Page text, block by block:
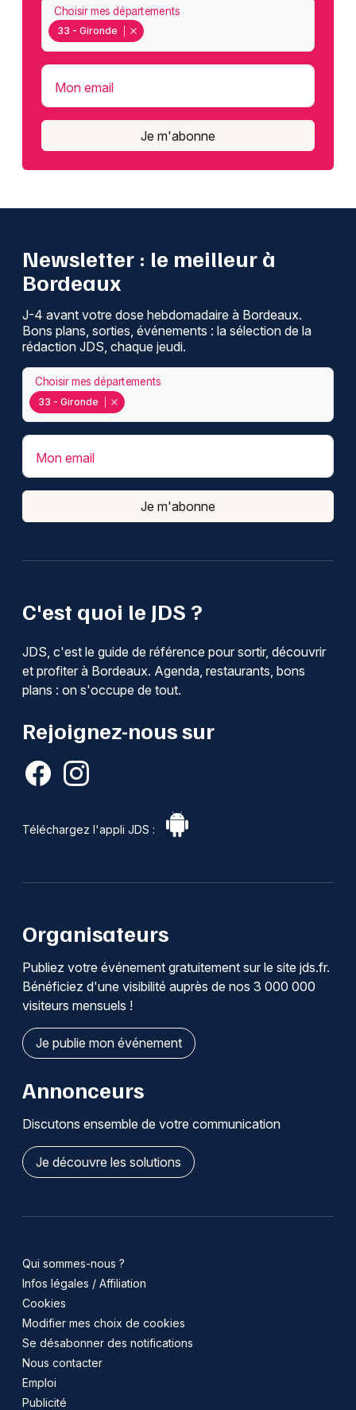
33 - Gironde
Choisir mes départements
Mon email
Je m'abonne
C'est quoi le JDS ?
JDS, c'est le guide de référence pour sortir, découvrir
et profiter à Bordeaux. Agenda, restaurants, bons
plans : on s'occupe de tout.
Rejoignez-nous sur
Téléchargez l'appli JDS :
Newsletter : le meilleur à
Bordeaux
J-4 avant votre dose hebdomadaire à Bordeaux.
Bons plans, sorties, événements : la sélection de la
rédaction JDS, chaque jeudi.
33 - Gironde
Choisir mes départements
Mon email
Je m'abonne
Organisateurs
Publiez votre événement gratuitement sur le site jds.fr.
Bénéficiez d'une visibilité auprès de nos 3 000 000
visiteurs mensuels !
Je publie mon événement
Annonceurs
Discutons ensemble de votre communication
Je découvre les solutions
Qui sommes-nous ?
Infos légales / Affiliation
Cookies
Modifier mes choix de cookies
Se désabonner des notifications
Nous contacter
Emploi
Publicité